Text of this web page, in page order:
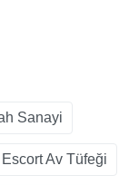
Sanayi
Escort Av Tüfeği